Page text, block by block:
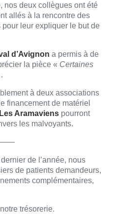
nos deux collègues ont été
allés à la rencontre des
leur expliquer le but de
d’Avignon a permis à de
la pièce « Certaines
à deux associations
financement de matériel
Les Aramaviens pourront
les malvoyants.
de l’année, nous
de patients demandeurs,
complémentaires,
trésorerie.